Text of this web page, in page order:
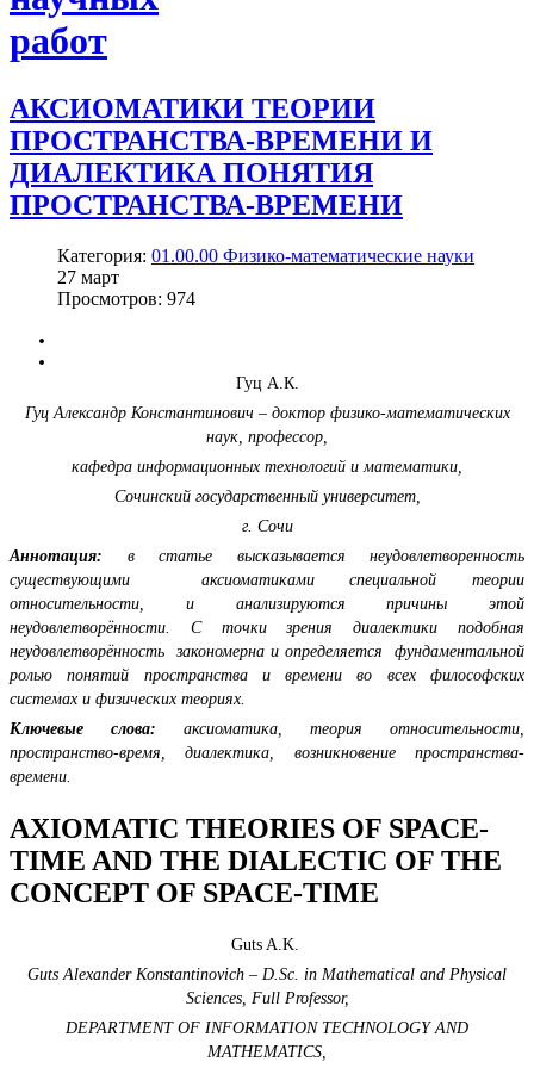
работ
АКСИОМАТИКИ ТЕОРИИ
ПРОСТРАНСТВА-ВРЕМЕНИ И
ДИАЛЕКТИКА ПОНЯТИЯ
ПРОСТРАНСТВА-ВРЕМЕНИ
Категория: 01.00.00 Физико-математические науки
27 март
Просмотров: 974
Гуц А.К.
Гуц Александр Константинович – доктор физико-математических
наук, профессор,
кафедра информационных технологий и математики,
Сочинский государственный университет,
г. Сочи
Аннотация: в статье высказывается неудовлетворенность
существующими аксиоматиками специальной теории
относительности, и анализируются причины этой
неудовлетворённости. С точки зрения диалектики подобная
неудовлетворённость закономерна и определяется фундаментальной
ролью понятий пространства и времени во всех философских
системах и физических теориях.
Ключевые слова: аксиоматика, теория относительности,
пространство-время, диалектика, возникновение пространства-
времени.
AXIOMATIC THEORIES OF SPACE-
TIME AND THE DIALECTIC OF THE
CONCEPT OF SPACE-TIME
Guts A.K.
Guts Alexander Konstantinovich – D.Sc. in Mathematical and Physical
Sciences, Full Professor,
DEPARTMENT OF INFORMATION TECHNOLOGY AND
MATHEMATICS,